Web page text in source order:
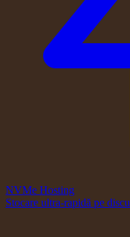
NVMe Hosting
Stocare ultra-rapidă pe